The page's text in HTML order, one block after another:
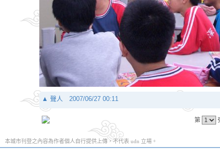
▲ 聲人 2007/06/27 00:11
第
本城市刊登之內容為作者個人自行提供上傳，不代表 udn 立場。